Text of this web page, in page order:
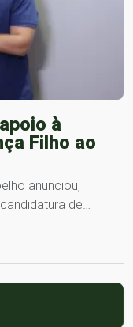
à
Filho ao
anunciou,
de…